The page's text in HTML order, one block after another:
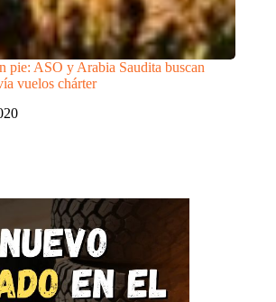
pie: ASO y Arabia Saudita buscan
vuelos chárter